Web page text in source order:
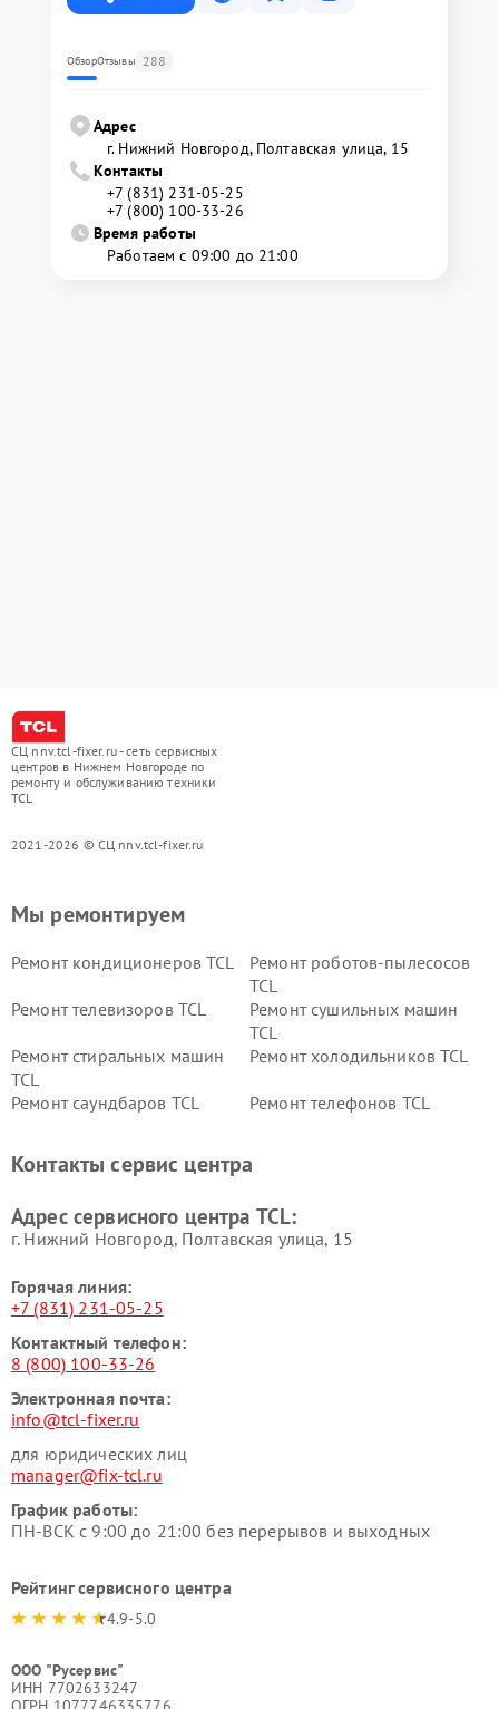
ОбзорОтзывы 288
Адрес
г. Нижний Новгород, Полтавская улица, 15
Контакты
+7 (831) 231-05-25
+7 (800) 100-33-26
Время работы
Работаем с 09:00 до 21:00
СЦ nnv.tcl-fixer.ru - сеть сервисных
центров в Нижнем Новгороде по
ремонту и обслуживанию техники
TCL
2021-2026 © СЦ nnv.tcl-fixer.ru
Мы ремонтируем
Ремонт кондиционеров TCL
Ремонт роботов-пылесосов
TCL
Ремонт телевизоров TCL
Ремонт сушильных машин
TCL
Ремонт стиральных машин
TCL
Ремонт холодильников TCL
Ремонт саундбаров TCL Ремонт телефонов TCL
Контакты сервис центра
Адрес сервисного центра TCL:
г. Нижний Новгород, Полтавская улица, 15
Горячая линия:
+7 (831) 231-05-25
Контактный телефон:
8 (800) 100-33-26
Электронная почта:
info@tcl-fixer.ru
для юридических лиц
manager@fix-tcl.ru
График работы:
ПН-ВСК с 9:00 до 21:00 без перерывов и выходных
Рейтинг сервисного центра
4.9-5.0
ООО "Русервис"
ИНН 7702633247